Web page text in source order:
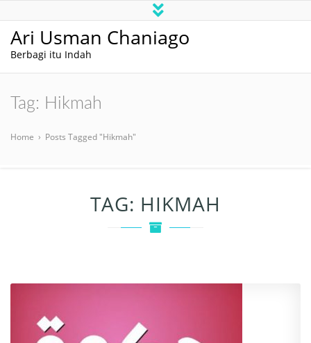
Ari Usman Chaniago
Berbagi itu Indah
Tag: Hikmah
Home › Posts Tagged "Hikmah"
TAG: HIKMAH